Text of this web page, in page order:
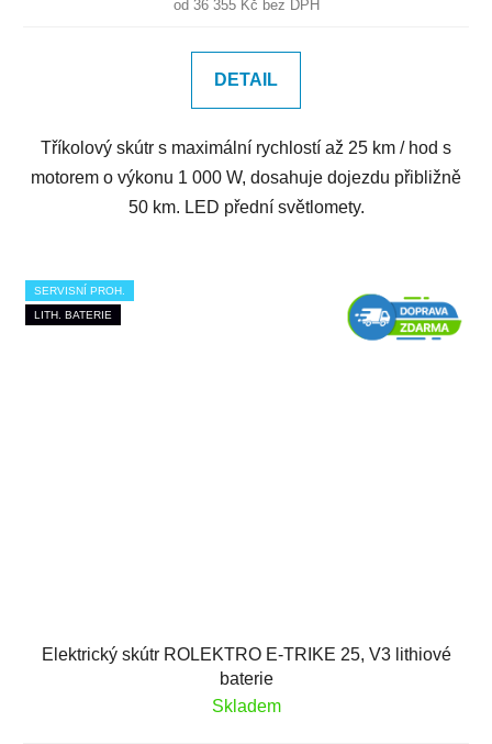
od 36 355 Kč bez DPH
DETAIL
Tříkolový skútr s maximální rychlostí až 25 km / hod s
motorem o výkonu 1 000 W, dosahuje dojezdu přibližně
50 km. LED přední světlomety.
SERVISNÍ PROH.
LITH. BATERIE
Elektrický skútr ROLEKTRO E-TRIKE 25, V3 lithiové
baterie
Skladem